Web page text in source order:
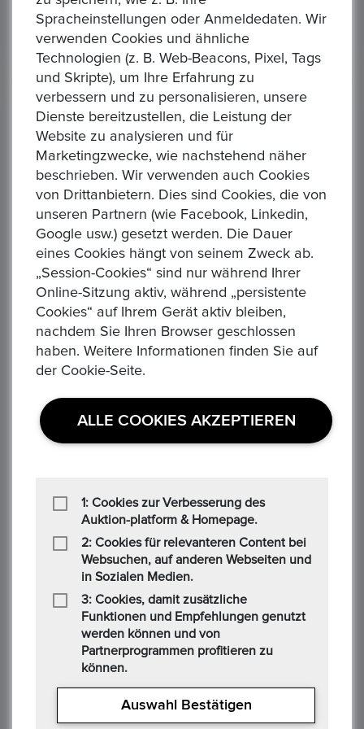
Gebotshistorie
M*****n
17/11/2025 08:15 PM
Gebotsbetrag
47,00 €
R******d
17/11/2025 07:36 PM
Gebotsbetrag
46,00 €
Gebotsbetrag
22,00 €
M*****n
17/11/2025 01:48 PM
21,00 €
Spracheinstellungen oder Anmeldedaten. Wir
verwenden Cookies und ähnliche
Technologien (z. B. Web-Beacons, Pixel, Tags
und Skripte), um Ihre Erfahrung zu
verbessern und zu personalisieren, unsere
Dienste bereitzustellen, die Leistung der
Website zu analysieren und für
Marketingzwecke, wie nachstehend näher
beschrieben. Wir verwenden auch Cookies
von Drittanbietern. Dies sind Cookies, die von
unseren Partnern (wie Facebook, Linkedin,
Google usw.) gesetzt werden. Die Dauer
eines Cookies hängt von seinem Zweck ab.
„Session-Cookies“ sind nur während Ihrer
Online-Sitzung aktiv, während „persistente
Cookies“ auf Ihrem Gerät aktiv bleiben,
nachdem Sie Ihren Browser geschlossen
haben. Weitere Informationen finden Sie auf
der Cookie-Seite.
ALLE COOKIES AKZEPTIEREN
1: Cookies zur Verbesserung des
Auktion-platform & Homepage.
2: Cookies für relevanteren Content bei
Websuchen, auf anderen Webseiten und
in Sozialen Medien.
3: Cookies, damit zusätzliche
Funktionen und Empfehlungen genutzt
werden können und von
Partnerprogrammen profitieren zu
können.
Auswahl Bestätigen